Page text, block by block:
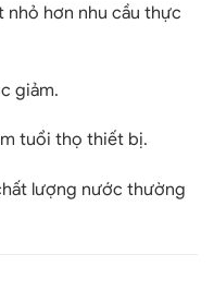
nhỏ hơn nhu cầu thực
giảm.
tuổi thọ thiết bị.
lượng nước thường